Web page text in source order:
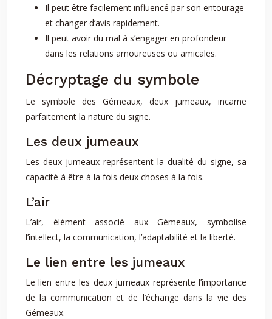
Il peut être facilement influencé par son entourage
et changer d’avis rapidement.
Il peut avoir du mal à s’engager en profondeur
dans les relations amoureuses ou amicales.
Décryptage du symbole
Le symbole des Gémeaux, deux jumeaux, incarne
parfaitement la nature du signe.
Les deux jumeaux
Les deux jumeaux représentent la dualité du signe, sa
capacité à être à la fois deux choses à la fois.
L’air
L’air, élément associé aux Gémeaux, symbolise
l’intellect, la communication, l’adaptabilité et la liberté.
Le lien entre les jumeaux
Le lien entre les deux jumeaux représente l’importance
de la communication et de l’échange dans la vie des
Gémeaux.